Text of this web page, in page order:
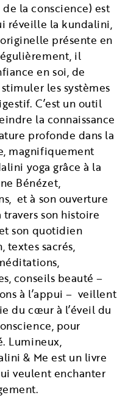
la conscience) est
réveille la kundalini,
présente en
il
en soi, de
les systèmes
C’est un outil
la connaissance
profonde dans la
magnifiquement
yoga grâce à la
Bénézet,
et à son ouverture
son histoire
son quotidien
textes sacrés,
conseils beauté –
à l’appui – veillent
du cœur à l’éveil du
pour
Lumineux,
& Me est un livre
veulent enchanter